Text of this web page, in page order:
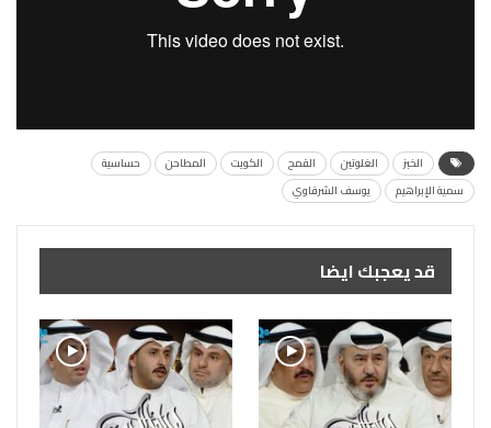
الخبز الغلوتين القمح الكويت المطاحن
حساسية
سمية الإبراهيم
يوسف الشرقاوي
قد يعجبك ايضا